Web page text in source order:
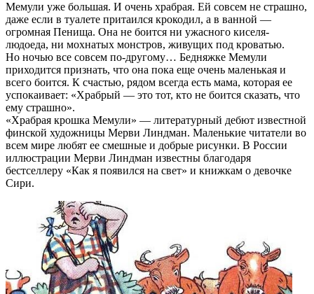
Мемули уже большая. И очень храбрая. Ей совсем не страшно,
даже если в туалете притаился крокодил, а в ванной —
огромная Пенища. Она не боится ни ужасного киселя-
людоеда, ни мохнатых монстров, живущих под кроватью.
Но ночью все совсем по-другому… Бедняжке Мемули
приходится признать, что она пока еще очень маленькая и
всего боится. К счастью, рядом всегда есть мама, которая ее
успокаивает: «Храбрый — это тот, кто не боится сказать, что
ему страшно».
«Храбрая крошка Мемули» — литературный дебют известной
финской художницы Мерви Линдман. Маленькие читатели во
всем мире любят ее смешные и добрые рисунки. В России
иллюстрации Мерви Линдман известны благодаря
бестселлеру «Как я появился на свет» и книжкам о девочке
Сири.